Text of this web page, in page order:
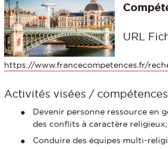
URL
https://www.francecompetences.fr/
Activités visées /
Devenir personne ressource en
des conflits à caractère religieux;
Conduire des équipes multi-